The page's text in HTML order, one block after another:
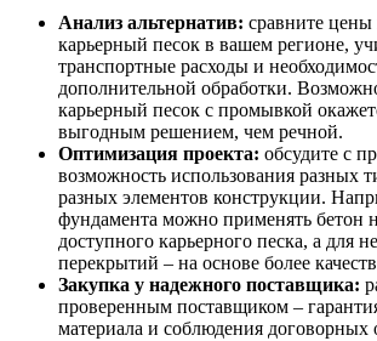
Анализ альтернатив: сравните
карьерный песок в вашем регионе,
транспортные расходы и
дополнительной обработки.
карьерный песок с промывкой
выгодным решением, чем речной.
Оптимизация проекта: обсудите с
возможность использования разных
разных элементов конструкции.
фундамента можно применять бетон
доступного карьерного песка, а для
перекрытий – на основе более
Закупка у надежного поставщика:
проверенным поставщиком –
материала и соблюдения договорных